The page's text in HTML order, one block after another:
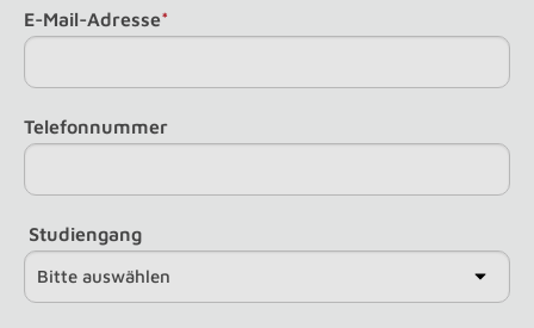
E-Mail-Adresse*
Telefonnummer
Studiengang